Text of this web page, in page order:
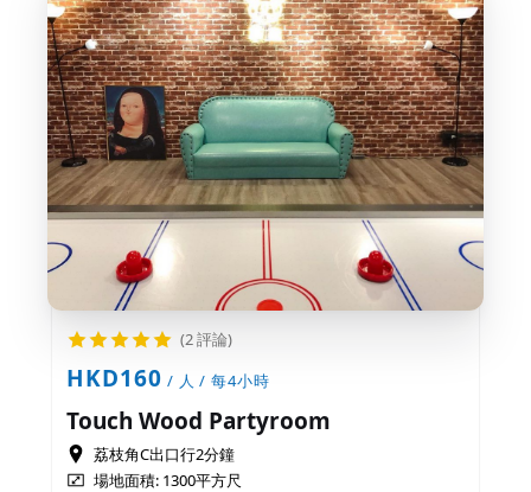
(2 評論)
HKD160 / 人 / 每4小時
Touch Wood Partyroom
荔枝角C出口行2分鐘
場地面積: 1300平方尺